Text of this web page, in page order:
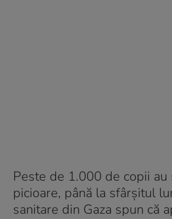
Peste de 1.000 de copii
picioare, până la sfârșitul
sanitare din Gaza spun că